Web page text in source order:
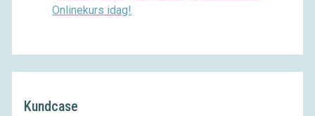
Onlinekurs idag!
Kundcase